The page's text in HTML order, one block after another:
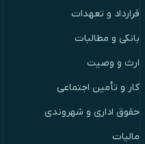
قرارداد و تعهدات
بانکی و مطالبات
ارث و وصیت
کار و تأمین اجتماعی
حقوق اداری و شهروندی
مالیات